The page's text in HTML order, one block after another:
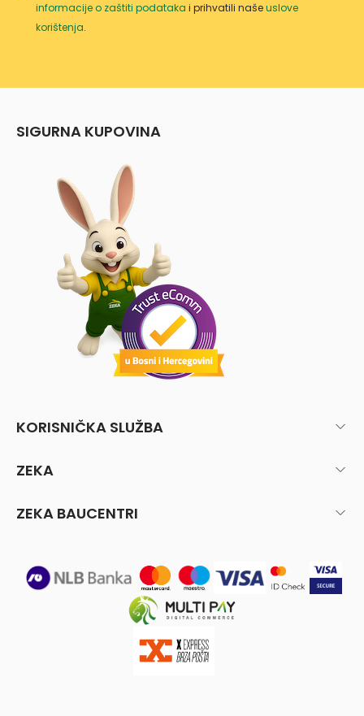
informacije o zaštiti podataka i prihvatili našeuslove
korištenja.
SIGURNA KUPOVINA
KORISNIČKA SLUŽBA
ZEKA
ZEKA BAUCENTRI